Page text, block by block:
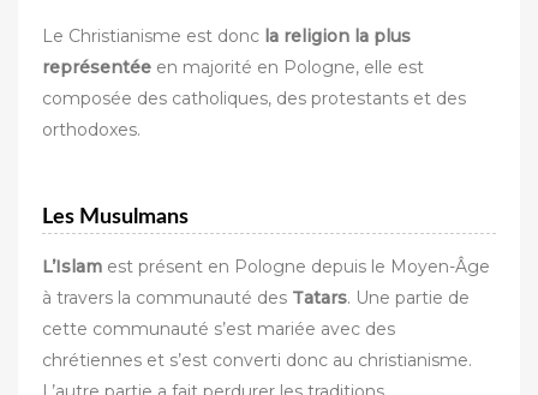
Le Christianisme est donc la religion la plus
représentée en majorité en Pologne, elle est
composée des catholiques, des protestants et des
orthodoxes.
Les Musulmans
L’Islam est présent en Pologne depuis le Moyen-Âge
à travers la communauté des Tatars. Une partie de
cette communauté s’est mariée avec des
chrétiennes et s’est converti donc au christianisme.